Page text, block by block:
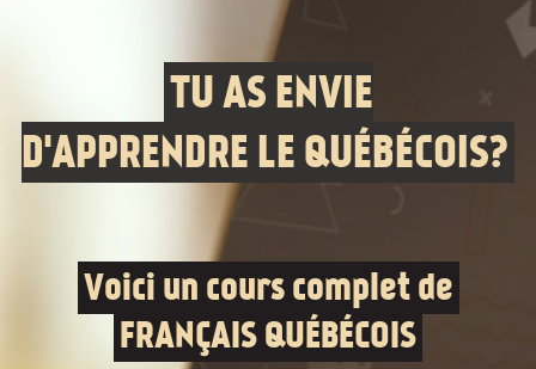
TU AS ENVIE
D'APPRENDRE LE QUÉBÉCOIS?
Voici un cours complet de
FRANÇAIS QUÉBÉCOIS